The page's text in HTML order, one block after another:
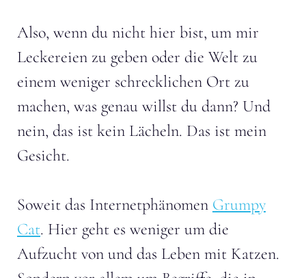
Also, wenn du nicht hier bist, um mir
Leckereien zu geben oder die Welt zu
einem weniger schrecklichen Ort zu
machen, was genau willst du dann? Und
nein, das ist kein Lächeln. Das ist mein
Gesicht.
Soweit das Internetphänomen Grumpy
Cat. Hier geht es weniger um die
Aufzucht von und das Leben mit Katzen.